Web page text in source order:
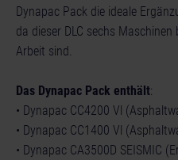
Dynapac Pack die ideale
da dieser DLC sechs
Arbeit sind.
Das Dynapac Pack enthält:
• Dynapac CC4200 Vl
• Dynapac CC1400 Vl
• Dynapac CA3500D SEISMIC